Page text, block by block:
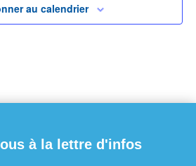
au calendrier
à la lettre d'infos